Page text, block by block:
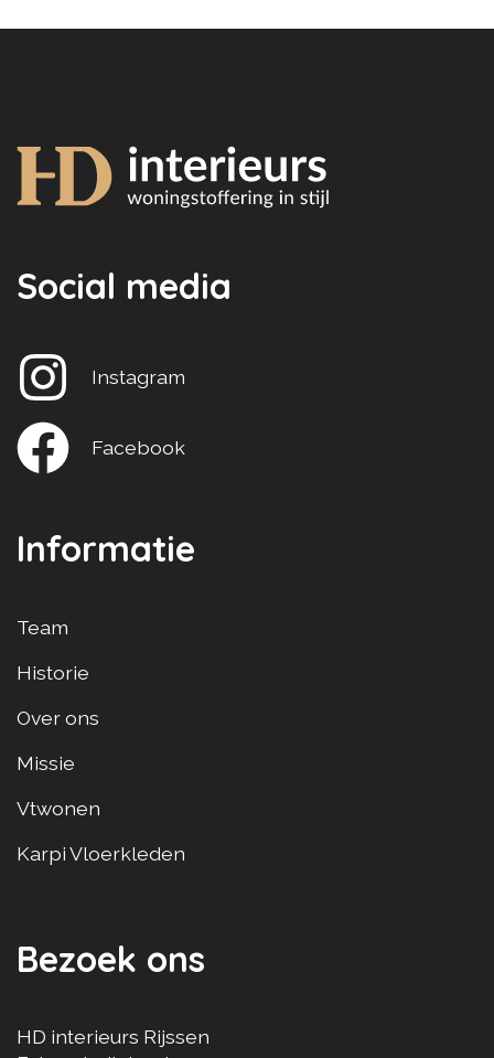
Social media
Instagram
Facebook
Informatie
Team
Historie
Over ons
Missie
Vtwonen
Karpi Vloerkleden
Bezoek ons
HD interieurs Rijssen